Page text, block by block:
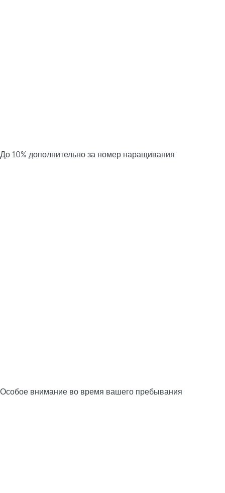
До 10% дополнительно за номер наращивания
Особое внимание во время вашего пребывания